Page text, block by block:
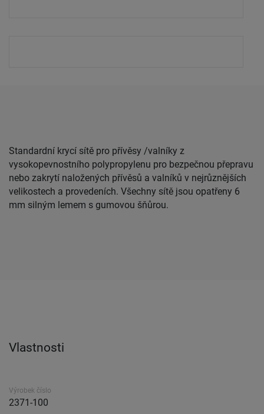
Standardní krycí sítě pro přívěsy /valníky z
vysokopevnostního polypropylenu pro bezpečnou přepravu
nebo zakrytí naložených přívěsů a valníků v nejrůznějších
velikostech a provedeních. Všechny sítě jsou opatřeny 6
mm silným lemem s gumovou šňůrou.
Vlastnosti
Výrobek číslo
2371-100